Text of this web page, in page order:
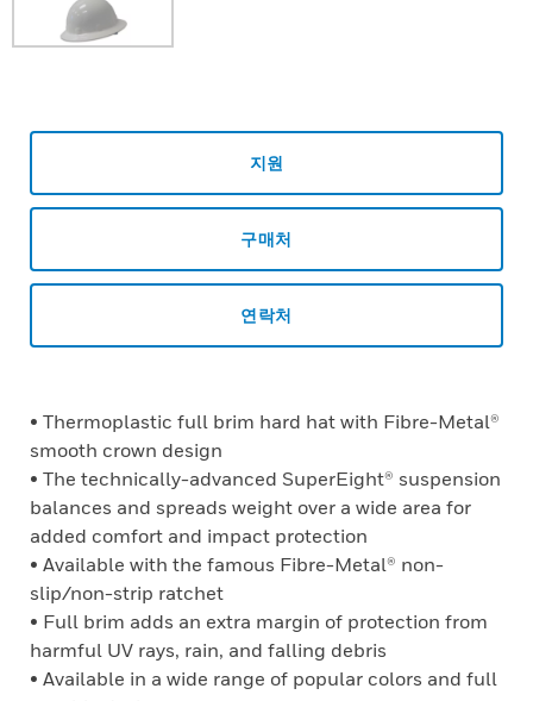
지원
구매처
연락처
• Thermoplastic full brim hard hat with Fibre-Metal®
smooth crown design
• The technically-advanced SuperEight® suspension
balances and spreads weight over a wide area for
added comfort and impact protection
• Available with the famous Fibre-Metal® non-
slip/non-strip ratchet
• Full brim adds an extra margin of protection from
harmful UV rays, rain, and falling debris
• Available in a wide range of popular colors and full